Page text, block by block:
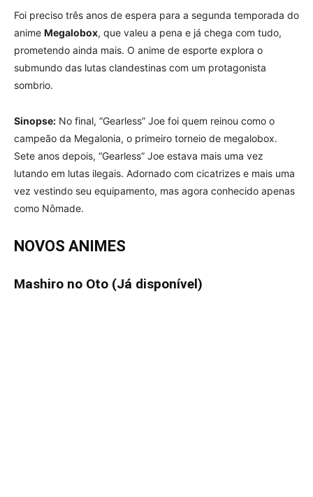
Foi preciso três anos de espera para a segunda temporada do
anime Megalobox, que valeu a pena e já chega com tudo,
prometendo ainda mais. O anime de esporte explora o
submundo das lutas clandestinas com um protagonista
sombrio.
Sinopse: No final, “Gearless” Joe foi quem reinou como o
campeão da Megalonia, o primeiro torneio de megalobox.
Sete anos depois, “Gearless” Joe estava mais uma vez
lutando em lutas ilegais. Adornado com cicatrizes e mais uma
vez vestindo seu equipamento, mas agora conhecido apenas
como Nômade.
NOVOS ANIMES
Mashiro no Oto (Já disponível)